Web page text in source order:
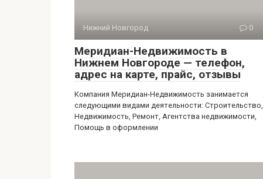
Нижний Новгород 0
Меридиан-Недвижимость в
Нижнем Новгороде — телефон,
адрес на карте, прайс, отзывы
Компания Меридиан-Недвижимость занимается
следующими видами деятельности: Строительство,
Недвижимость, Ремонт, Агентства недвижимости,
Помощь в оформлении